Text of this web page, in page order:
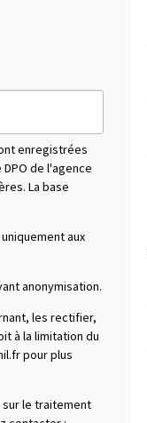
enregistrées
de l'agence
La base
aux
anonymisation.
les rectifier,
à la limitation du
pour plus
le traitement